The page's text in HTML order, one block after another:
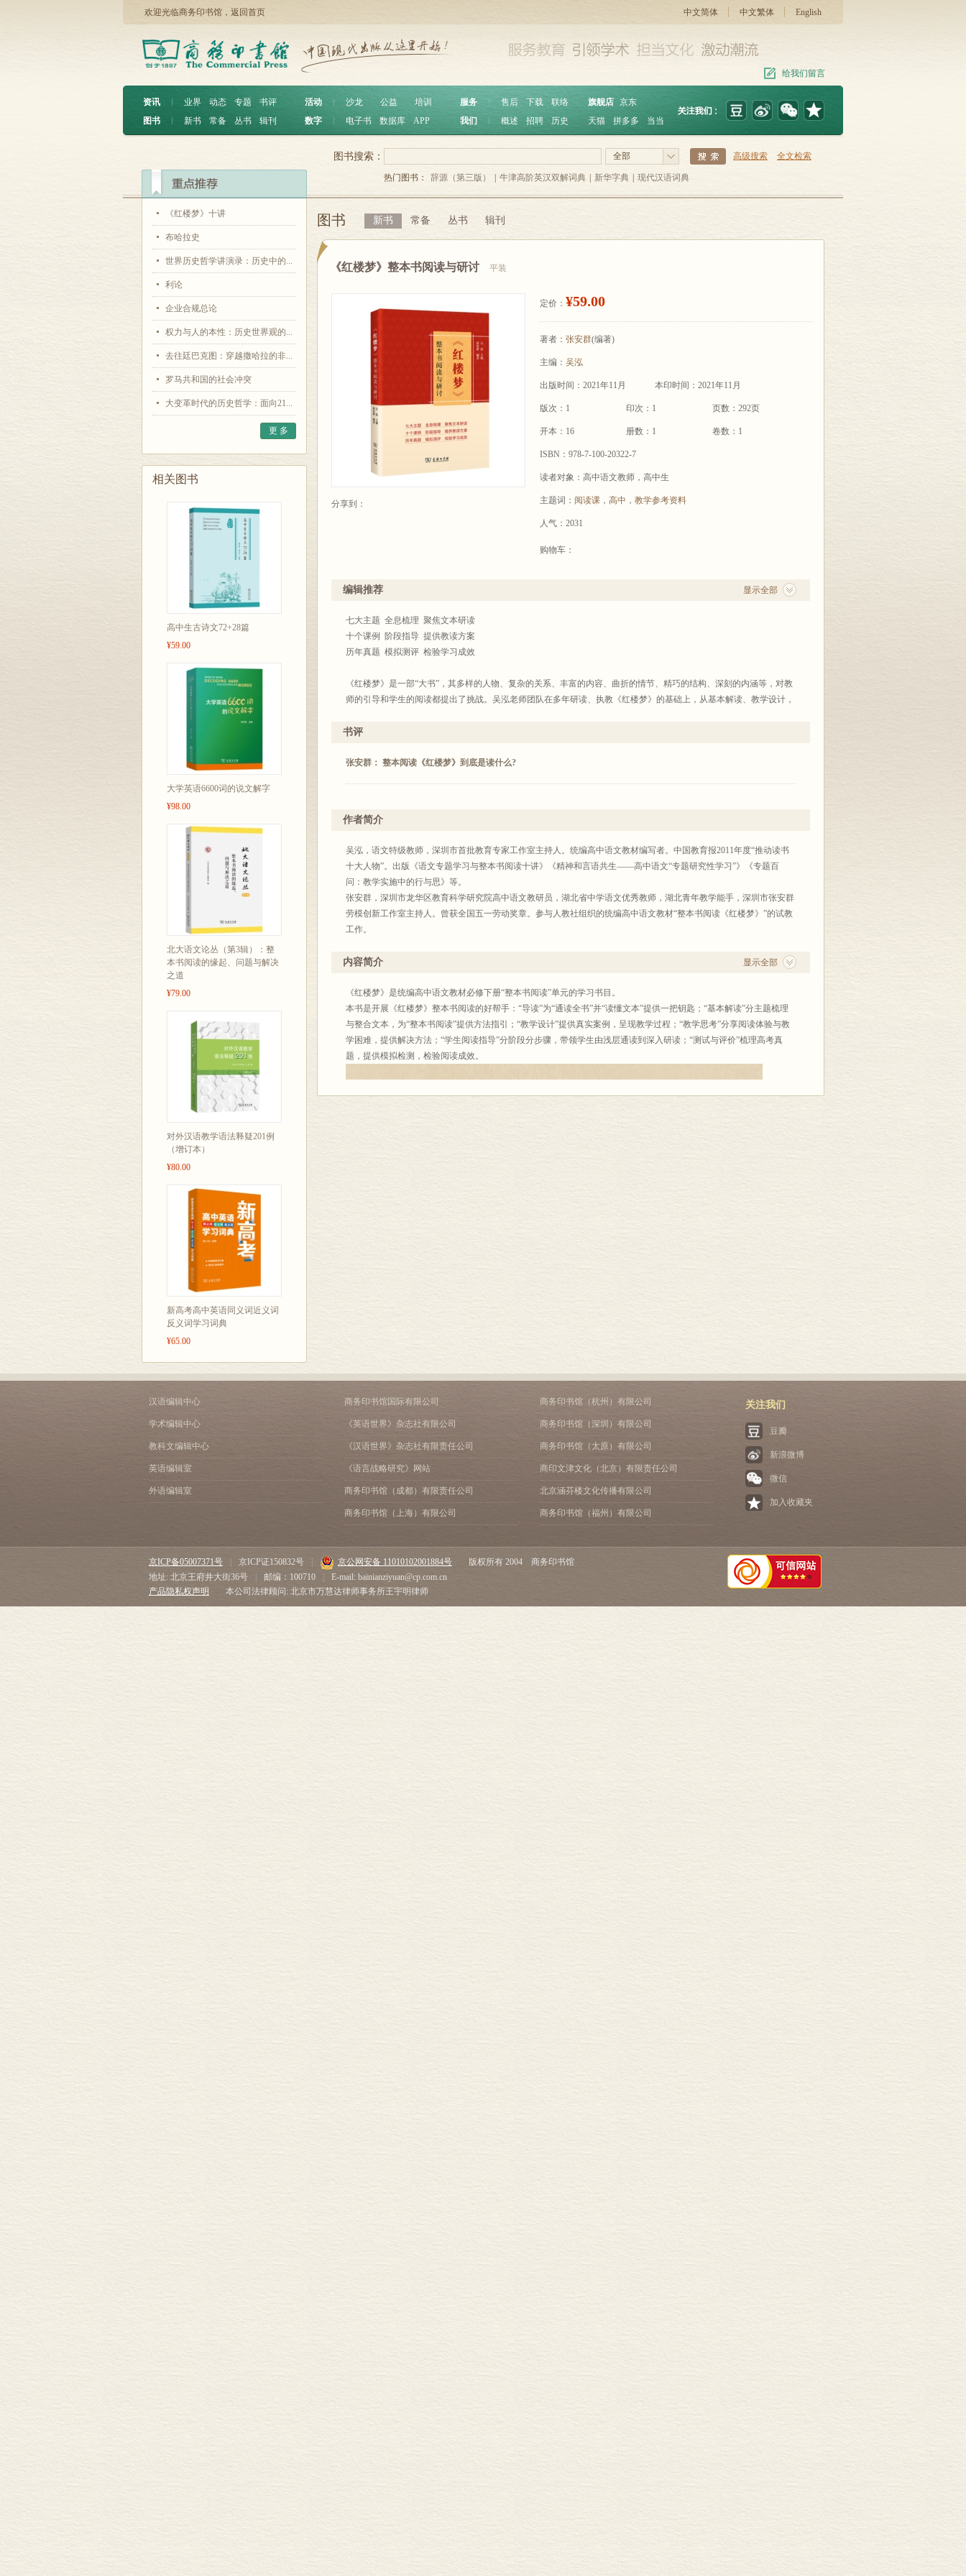
欢迎光临商务印书馆， 返回首页 中文简体 中文繁体 English
给我们留言
资讯 ︱ 业界 动态 专题
书评
图书
︱ 新书 常备 丛书 辑刊
活动 沙龙 公益
培训
数字
电子书 数据库 APP
服务 ︱ 售后 下载
联络
我们
概述 招聘 历史
旗舰店 京东
天猫
拼多多 当当
《红楼梦》十讲
布哈拉史
世界历史哲学讲演录：历史中的...
利论
企业合规总论
权力与人的本性：历史世界观的...
去往廷巴克图：穿越撒哈拉的非...
罗马共和国的社会冲突
大变革时代的历史哲学：面向21...
更 多
相关图书
高中生古诗文72+28篇
¥59.00
大学英语6600词的说文解字
¥98.00
北大语文论丛（第3辑）：整
本书阅读的缘起、问题与解决
之道
¥79.00
对外汉语教学语法释疑201例
（增订本）
¥80.00
新高考高中英语同义词近义词
反义词学习词典
¥65.00
全部 高级搜索 全文检索
图书搜索：
热门图书： 辞源（第三版） 牛津高阶英汉双解词典 新华字典 现代汉语词典
图书 新书 常备 丛书 辑刊
《红楼梦》整本书阅读与研讨 平装
分享到：
定价： ¥59.00
著者： 张安群(编著)
主编： 吴泓
出版时间：2021年11月 本印时间：2021年11月
版次：1 印次：1 页数：292页
开本：16 册数：1 卷数：1
ISBN：978-7-100-20322-7
读者对象：高中语文教师，高中生
主题词： 阅读课 ， 高中 ， 教学参考资料
人气：2031
购物车：
显示全部
编辑推荐
七大主题 全息梳理 聚焦文本研读
十个课例 阶段指导 提供教读方案
历年真题 模拟测评 检验学习成效
《红楼梦》是一部“大书”，其多样的人物、复杂的关系、丰富的内容、曲折的情节、精巧的结构、深刻的内涵等，对教
师的引导和学生的阅读都提出了挑战。吴泓老师团队在多年研读、执教《红楼梦》的基础上，从基本解读、教学设计，
――中国教育学会中学语文教学专业委员会理事长，统编高中语文教材分册主编 王本华
了他团队的智慧，是新课程实施的一个样本。
供了很好的思路和参考。
做《红楼梦》整本书阅读，要解决两个问题：第一，你应该是优秀的阅读者。第二，你还必须是一个优秀的教育者。会
教取决于读得好，但读得好不一定教得好。很妙的是，吴泓老师在这两方面都卓有建树。特隆重推荐老师们读这本书。
――统编高中语文教材编写者，北京市语文特级教师，正高级教师 何郁
教阅读的，只有自己先做一个真诚的阅读者，先成为一个专业的阅读者，他才可能把阅读教好，才可能把阅读教学做得
专业。这本《〈红楼梦〉整本书阅读与研讨》再一次体现了这个规律。
――统编高中语文教材编写者，上海市语文特级教师，正高级教师 余党绪
书评
张安群： 整本阅读《红楼梦》到底是读什么?
作者简介
吴泓，语文特级教师，深圳市首批教育专家工作室主持人。统编高中语文教材编写者。中国教育报2011年度“推动读书
十大人物”。出版《语文专题学习与整本书阅读十讲》《精神和言语共生——高中语文“专题研究性学习”》《专题百
问：教学实施中的行与思》等。
张安群，深圳市龙华区教育科学研究院高中语文教研员，湖北省中学语文优秀教师，湖北青年教学能手，深圳市张安群
劳模创新工作室主持人。曾获全国五一劳动奖章。参与人教社组织的统编高中语文教材“整本书阅读《红楼梦》”的试教
工作。
显示全部
内容简介
《红楼梦》是统编高中语文教材必修下册“整本书阅读”单元的学习书目。
本书是开展《红楼梦》整本书阅读的好帮手：“导读”为“通读全书”并“读懂文本”提供一把钥匙；“基本解读”分主题梳理
与整合文本，为“整本书阅读”提供方法指引；“教学设计”提供真实案例，呈现教学过程；“教学思考”分享阅读体验与教
学困难，提供解决方法；“学生阅读指导”分阶段分步骤，带领学生由浅层通读到深入研读；“测试与评价”梳理高考真
题，提供模拟检测，检验阅读成效。
汉语编辑中心
学术编辑中心
教科文编辑中心
英语编辑室
外语编辑室
商务印书馆国际有限公司
《英语世界》杂志社有限公司
《汉语世界》杂志社有限责任公司
《语言战略研究》网站
商务印书馆（成都）有限责任公司
商务印书馆（上海）有限公司
商务印书馆（杭州）有限公司
商务印书馆（深圳）有限公司
商务印书馆（太原）有限公司
商印文津文化（北京）有限责任公司
北京涵芬楼文化传播有限公司
商务印书馆（福州）有限公司
关注我们
豆瓣
新浪微博
微信
加入收藏夹
京ICP备05007371号 京ICP证150832号 京公网安备 11010102001884号
版权所有 2004 商务印书馆
地址: 北京王府井大街36号
邮编：100710
E-mail: bainianziyuan@cp.com.cn
产品隐私权声明
本公司法律顾问: 北京市万慧达律师事务所王宇明律师